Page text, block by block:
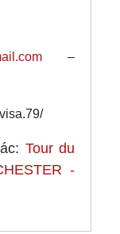
–
Tour du
-